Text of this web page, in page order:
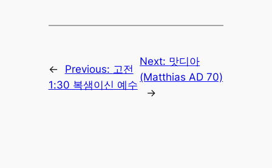
← Previous: 고전
1:30 복샘이신 예수
Next: 맛디아
(Matthias AD 70)
→